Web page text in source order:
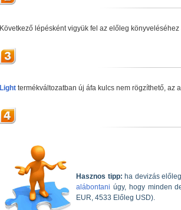
Következő lépésként vigyük fel az előleg
Light termékváltozatban új áfa kulcs nem rögzíthető, az
Hasznos tipp: ha devizás
alábontani úgy, hogy minden
EUR, 4533 Előleg USD).